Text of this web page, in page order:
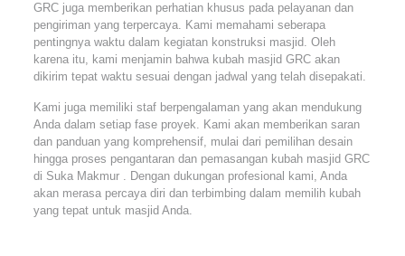
GRC juga memberikan perhatian khusus pada pelayanan dan
pengiriman yang terpercaya. Kami memahami seberapa
pentingnya waktu dalam kegiatan konstruksi masjid. Oleh
karena itu, kami menjamin bahwa kubah masjid GRC akan
dikirim tepat waktu sesuai dengan jadwal yang telah disepakati.
Kami juga memiliki staf berpengalaman yang akan mendukung
Anda dalam setiap fase proyek. Kami akan memberikan saran
dan panduan yang komprehensif, mulai dari pemilihan desain
hingga proses pengantaran dan pemasangan kubah masjid GRC
di Suka Makmur . Dengan dukungan profesional kami, Anda
akan merasa percaya diri dan terbimbing dalam memilih kubah
yang tepat untuk masjid Anda.